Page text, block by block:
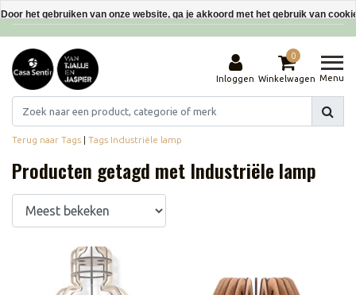
Interieurdecoraties van gerecyclede materialen
Inloggen
0
Winkelwagen Menu
Terug naar Tags | Tags Industriële lamp
Producten getagd met Industriële lamp
Door het gebruiken van onze website, ga je akkoord met het gebruik van